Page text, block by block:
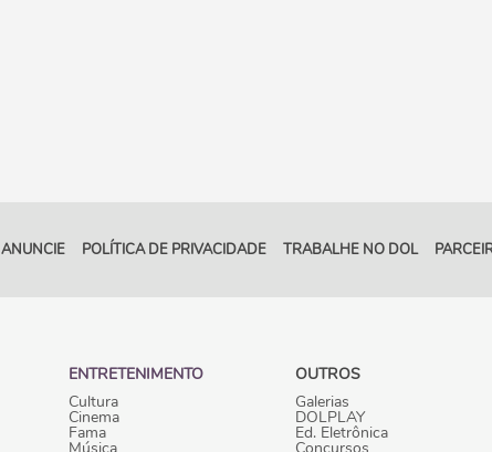
ANUNCIE POLÍTICA DE PRIVACIDADE TRABALHE NO DOL
ENTRETENIMENTO
Cultura
Cinema
Fama
Música
OUTROS
Galerias
DOLPLAY
Ed. Eletrônica
Concursos